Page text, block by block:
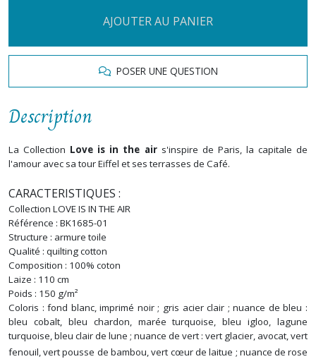
AJOUTER AU PANIER
POSER UNE QUESTION
Description
La Collection Love is in the airs'inspire de Paris, la capitale de
l'amour avec sa tour Eiffel et ses terrasses de Café.
CARACTERISTIQUES :
Collection LOVE IS IN THE AIR
Référence : BK1685-01
Structure : armure toile
Qualité : quilting cotton
Composition : 100% coton
Laize : 110 cm
Poids : 150 g/m²
Coloris : fond blanc, imprimé noir ; gris acier clair ; nuance de bleu :
bleu cobalt, bleu chardon, marée turquoise, bleu igloo, lagune
turquoise, bleu clair de lune ; nuance de vert : vert glacier, avocat, vert
fenouil, vert pousse de bambou, vert cœurde laitue ; nuance de rose